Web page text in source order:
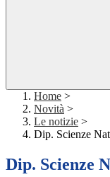
Home >
Novità >
Le notizie >
Dip. Scienze
Dip. Scienze